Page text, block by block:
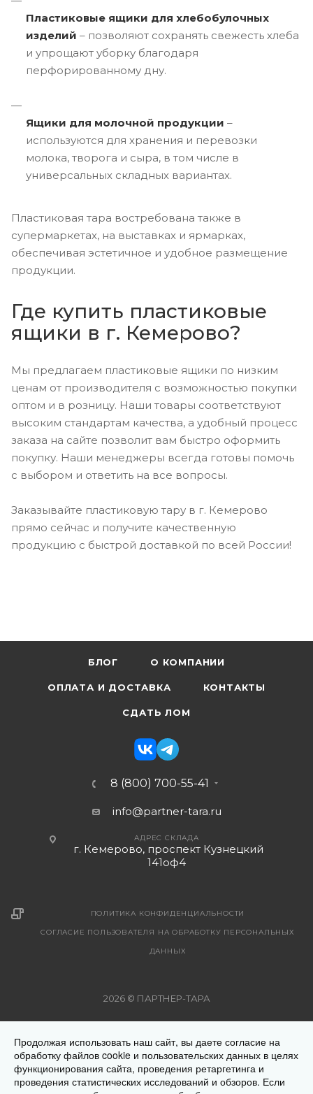
Пластиковые ящики для хлебобулочных
изделий – позволяют сохранять свежесть хлеба
и упрощают уборку благодаря
перфорированному дну.
Ящики для молочной продукции –
используются для хранения и перевозки
молока, творога и сыра, в том числе в
универсальных складных вариантах.
Пластиковая тара востребована также в
супермаркетах, на выставках и ярмарках,
обеспечивая эстетичное и удобное размещение
продукции.
Где купить пластиковые
ящики в г. Кемерово?
Мы предлагаем пластиковые ящики по низким
ценам от производителя с возможностью покупки
оптом и в розницу. Наши товары соответствуют
высоким стандартам качества, а удобный процесс
заказа на сайте позволит вам быстро оформить
покупку. Наши менеджеры всегда готовы помочь
с выбором и ответить на все вопросы.
Заказывайте пластиковую тару в г. Кемерово
прямо сейчас и получите качественную
продукцию с быстрой доставкой по всей России!
БЛОГ О КОМПАНИИ
ОПЛАТА И ДОСТАВКА КОНТАКТЫ
СДАТЬ ЛОМ
8 (800) 700-55-41
info@partner-tara.ru
АДРЕС СКЛАДА
г. Кемерово, проспект Кузнецкий
141оф4
ПОЛИТИКА КОНФИДЕНЦИАЛЬНОСТИ
СОГЛАСИЕ ПОЛЬЗОВАТЕЛЯ НА ОБРАБОТКУ ПЕРСОНАЛЬНЫХ
ДАННЫХ
2026 © ПАРТНЕР-ТАРА
на страницах с описанием товара. Все предложения на
сайте не являются публичной офертой. Окончательную
стоимость товара Вам уточнит менеджер при оформлении
Продолжая использовать наш сайт, вы даете согласие на
обработку файлов cookie и пользовательских данных в целях
функционирования сайта, проведения ретаргетинга и
проведения статистических исследований и обзоров. Если